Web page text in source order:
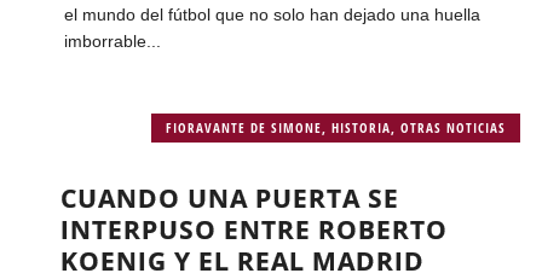
el mundo del fútbol que no solo han dejado una huella
imborrable...
FIORAVANTE DE SIMONE ,HISTORIA ,OTRAS NOTICIAS
CUANDO UNA PUERTA SE
INTERPUSO ENTRE ROBERTO
KOENIG Y EL REAL MADRID